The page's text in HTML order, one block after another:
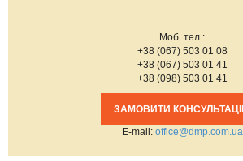
Моб. тел.:
+38 (067) 503 01 08
+38 (067) 503 01 41
+38 (098) 503 01 41
ЗАМОВИТИ
Е-mail: office@dmp.com.ua